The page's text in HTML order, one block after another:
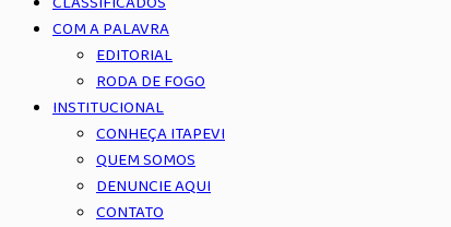
COM A PALAVRA
EDITORIAL
RODA DE FOGO
INSTITUCIONAL
CONHEÇA ITAPEVI
QUEM SOMOS
DENUNCIE AQUI
CONTATO